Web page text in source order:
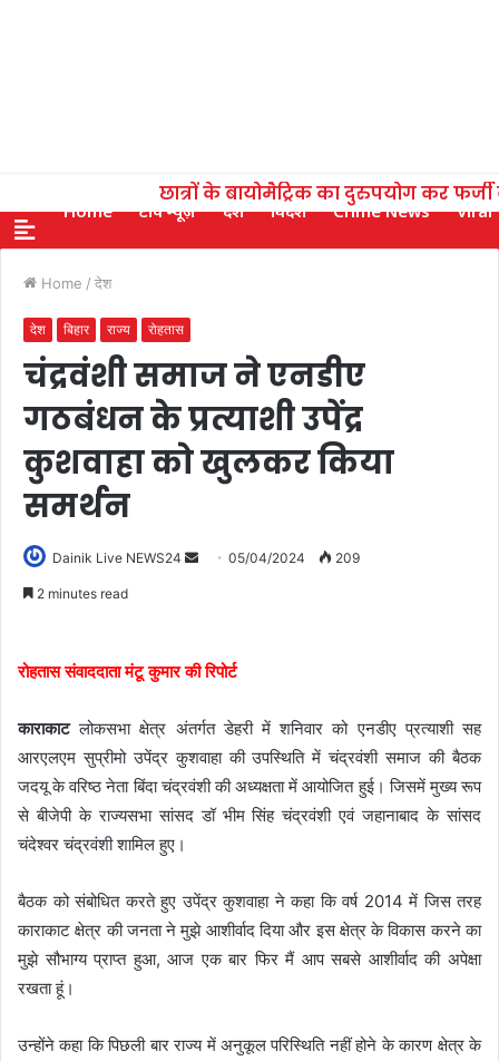
छात्रों के बायोमैट्रिक का दुरुपयोग कर
Home टॉप न्यूज़ देश विदेश Crime News Viral
Home / देश
देश बिहार राज्य रोहतास
चंद्रवंशी समाज ने एनडीए
गठबंधन के प्रत्याशी उपेंद्र
कुशवाहा को खुलकर किया
समर्थन
Dainik Live NEWS24 05/04/2024 209
2 minutes read
रोहतास संवाददाता मंटू कुमार की रिपोर्ट
काराकाटलोकसभा क्षेत्र अंतर्गत डेहरी में शनिवार को एनडीए प्रत्याशी सह
आरएलएम सुप्रीमो उपेंद्र कुशवाहा की उपस्थिति में चंद्रवंशी समाज की बैठक
जदयू के वरिष्ठ नेता बिंदा चंद्रवंशी की अध्यक्षता में आयोजित हुई। जिसमें मुख्य रूप
से बीजेपी के राज्यसभा सांसद डॉ भीम सिंह चंद्रवंशी एवं जहानाबाद के सांसद
चंदेश्वर चंद्रवंशी शामिल हुए।
बैठक को संबोधित करते हुए उपेंद्र कुशवाहा ने कहा कि वर्ष 2014 में जिस तरह
काराकाट क्षेत्र की जनता ने मुझे आशीर्वाद दिया और इस क्षेत्र के विकास करने का
मुझे सौभाग्य प्राप्त हुआ, आज एक बार फिर मैं आप सबसे आशीर्वाद की अपेक्षा
रखता हूं।
उन्होंने कहा कि पिछली बार राज्य में अनुकूल परिस्थिति नहीं होने के कारण क्षेत्र के